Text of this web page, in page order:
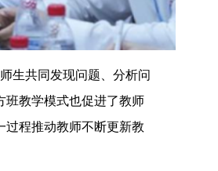
生共同发现问题、分析问
班教学模式也促进了教师
过程推动教师不断更新教